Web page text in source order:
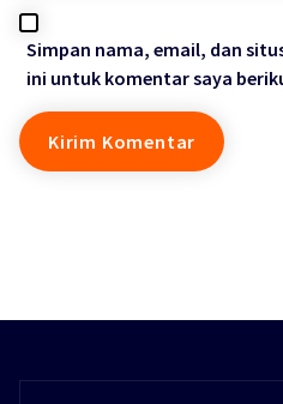
Simpan nama, email, dan
ini untuk komentar saya